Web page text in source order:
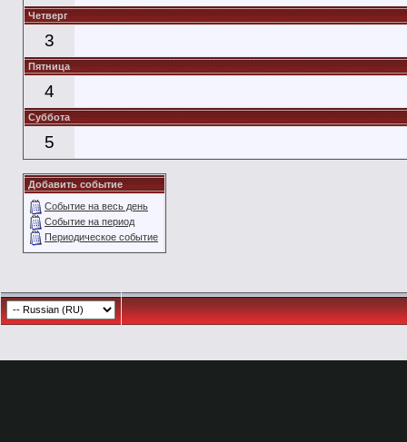
Четверг
3
Пятница
4
Суббота
5
Добавить событие
Событие на весь день
Событие на период
Периодическое событие